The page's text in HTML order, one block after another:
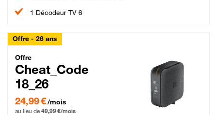
1 Décodeur TV 6
Offre - 26 ans
Cheat_Code Fibre_18_26
Offre
Cheat_Code
18_26
24,99 € par mois pendant 0 mois puis 49,99 € par mois, Sans engagement
24,99 €/mois
au lieu de 49,99 €/mois